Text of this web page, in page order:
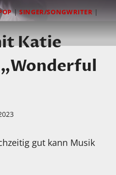
|SINGER/SONGWRITER |
Katie
gut kann Musik